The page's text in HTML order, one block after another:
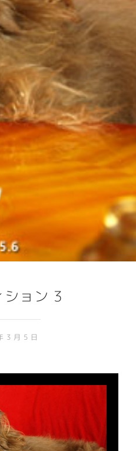
ション 3
3月5日